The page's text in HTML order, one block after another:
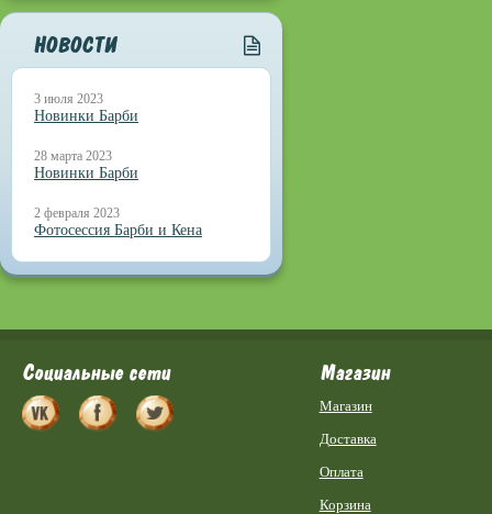
НОВОСТИ
3 июля 2023
Новинки Барби
28 марта 2023
Новинки Барби
2 февраля 2023
Фотосессия Барби и Кена
Социальные сети Магазин
Магазин
Доставка
Оплата
Корзина